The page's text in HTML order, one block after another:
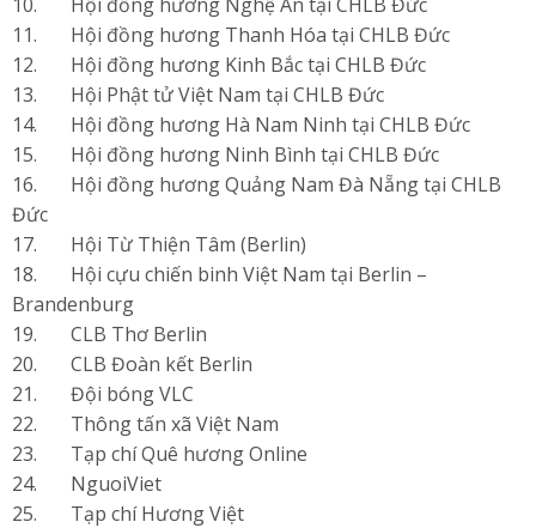
11. Hội đồng hương Thanh Hóa tại CHLB Đức
12. Hội đồng hương Kinh Bắc tại CHLB Đức
13. Hội Phật tử Việt Nam tại CHLB Đức
14. Hội đồng hương Hà Nam Ninh tại CHLB Đức
15. Hội đồng hương Ninh Bình tại CHLB Đức
16. Hội đồng hương Quảng Nam Đà Nẵng tại CHLB
Đức
17. Hội Từ Thiện Tâm (Berlin)
18. Hội cựu chiến binh Việt Nam tại Berlin –
Brandenburg
19. CLB Thơ Berlin
20. CLB Đoàn kết Berlin
21. Đội bóng VLC
22. Thông tấn xã Việt Nam
23. Tạp chí Quê hương Online
24. NguoiViet
25. Tạp chí Hương Việt